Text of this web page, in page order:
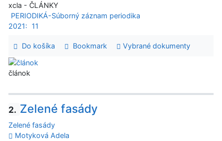
xcla - ČLÁNKY
PERIODIKÁ-Súborný záznam periodika
2021:
11
Do košíka Bookmark Vybrané dokumenty
článok
2. Zelené fasády
Zelené fasády
Motyková Adela